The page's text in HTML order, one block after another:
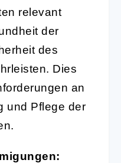
relevant
der
des
Dies
an
und Pflege der